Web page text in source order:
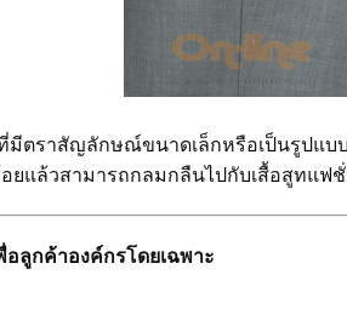
มีตราสัญลักษณ์ขนาดเล็กหรือเป็นรูปแ
อยแล้วสามารถกลมกลืนไปกับเสื้อสูทแฟ
ลูกค้าองค์กรโดยเฉพาะ